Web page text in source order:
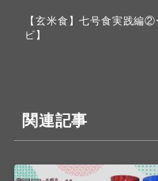
【玄米食】七号食実践編
ビ】
関連記事